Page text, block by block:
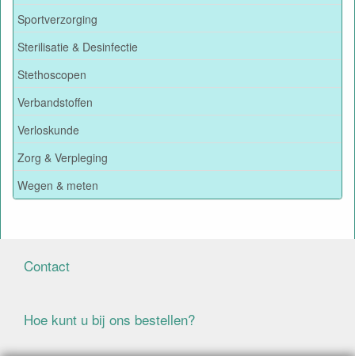
Sportverzorging
Sterilisatie & Desinfectie
Stethoscopen
Verbandstoffen
Verloskunde
Zorg & Verpleging
Wegen & meten
Contact
Hoe kunt u bij ons bestellen?